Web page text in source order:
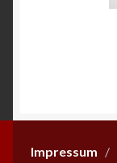
Impressum /